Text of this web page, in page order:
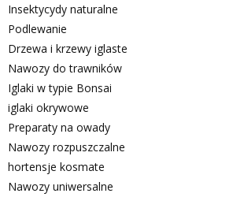
Insektycydy naturalne
Podlewanie
Drzewa i krzewy iglaste
Nawozy do trawników
Iglaki w typie Bonsai
iglaki okrywowe
Preparaty na owady
Nawozy rozpuszczalne
hortensje kosmate
Nawozy uniwersalne